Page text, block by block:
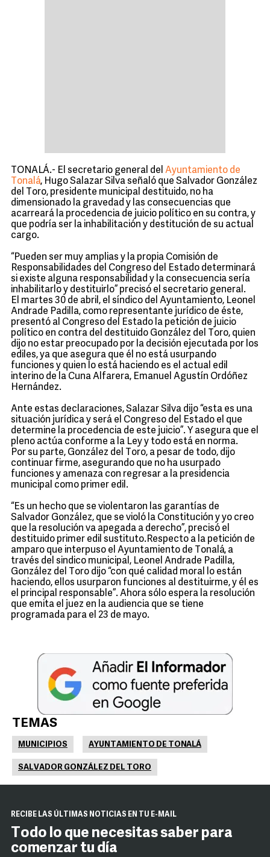
TONALÁ.- El secretario general del Ayuntamiento de
Tonalá, Hugo Salazar Silva señaló que Salvador González
del Toro, presidente municipal destituido, no ha
dimensionado la gravedad y las consecuencias que
acarreará la procedencia de juicio político en su contra, y
que podría ser la inhabilitación y destitución de su actual
cargo.
“Pueden ser muy amplias y la propia Comisión de
Responsabilidades del Congreso del Estado determinará
si existe alguna responsabilidad y la consecuencia sería
inhabilitarlo y destituirlo” precisó el secretario general.
El martes 30 de abril, el síndico del Ayuntamiento, Leonel
Andrade Padilla, como representante jurídico de éste,
presentó al Congreso del Estado la petición de juicio
político en contra del destituido González del Toro, quien
dijo no estar preocupado por la decisión ejecutada por los
ediles, ya que asegura que él no está usurpando
funciones y quien lo está haciendo es el actual edil
interino de la Cuna Alfarera, Emanuel Agustín Ordóñez
Hernández.
Ante estas declaraciones, Salazar Silva dijo “esta es una
situación jurídica y será el Congreso del Estado el que
determine la procedencia de este juicio”. Y asegura que el
pleno actúa conforme a la Ley y todo está en norma.
Por su parte, González del Toro, a pesar de todo, dijo
continuar firme, asegurando que no ha usurpado
funciones y amenaza con regresar a la presidencia
municipal como primer edil.
“Es un hecho que se violentaron las garantías de
Salvador González, que se violó la Constitución y yo creo
que la resolución va apegada a derecho”, precisó el
destituido primer edil sustituto.Respecto a la petición de
amparo que interpuso el Ayuntamiento de Tonalá, a
través del sindico municipal, Leonel Andrade Padilla,
González del Toro dijo “con qué calidad moral lo están
haciendo, ellos usurparon funciones al destituirme, y él es
el principal responsable”. Ahora sólo espera la resolución
que emita el juez en la audiencia que se tiene
programada para el 23 de mayo.
TEMAS
MUNICIPIOS AYUNTAMIENTO DE TONALÁ
SALVADOR GONZÁLEZ DEL TORO
RECIBE LAS ÚLTIMAS NOTICIAS EN TU E-MAIL
Todo lo que necesitas saber para
comenzar tu día